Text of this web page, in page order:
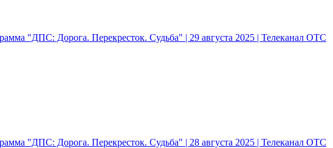
"ДПС: Дорога. Перекресток. Судьба" | 29 августа 2025 | Телеканал ОТС
"ДПС: Дорога. Перекресток. Судьба" | 28 августа 2025 | Телеканал ОТС